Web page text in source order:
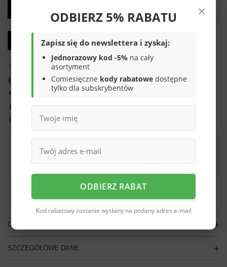
Produkt dostępny w bardzo małej ilości
Darmowa i szybka dostawa
dni na łatwy zwrot
Sprawdź, w którym sklepie obejrzysz i kupisz od ręki
Bezpieczne zakupy
Darmowa dostawa do paczkomatu lub punktu
odbioru
Smile - dostawy ze sklepów internetowych przy zamówieniu od
OPIS
SZCZEGÓŁOWE DANE
×
ODBIERZ 5% RABATU
Zapisz się do newslettera i zyskaj:
Jednorazowy kod -5% na cały
asortyment
Comiesięczne kody rabatowe dostępne
tylko dla subskrybentów
ODBIERZ RABAT
Kod rabatowy zostanie wysłany na podany adres e-mail